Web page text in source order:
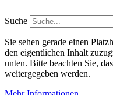
Inhalt
springen
Suche
Sie sehen gerade einen
den eigentlichen Inhalt
unten. Bitte beachten Sie,
weitergegeben werden.